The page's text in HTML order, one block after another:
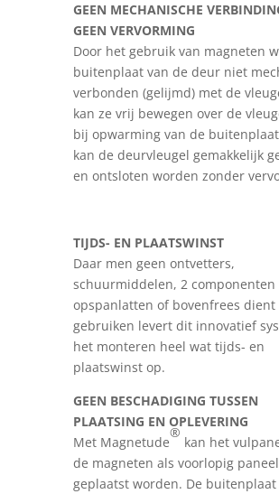
GEEN MECHANISCHE
GEEN VERVORMING
Door het gebruik van magneten
buitenplaat van de deur niet
verbonden (gelijmd) met de
kan ze vrij bewegen over de
bij opwarming van de buitenplaat
kan de deurvleugel gemakkelijk
en ontsloten worden zonder
TIJDS- EN PLAATSWINST
Daar men geen ontvetters,
schuurmiddelen, 2 componenten
opspanlatten of bovenfrees dient
gebruiken levert dit innovatief
het monteren heel wat tijds- en
plaatswinst op.
GEEN BESCHADIGING TUSSEN
PLAATSING EN OPLEVERING
Met Magnetude
®
kan het
de magneten als voorlopig paneel
geplaatst worden. De